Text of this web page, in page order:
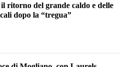
ritorno del grande caldo e delle
dopo la “tregua”